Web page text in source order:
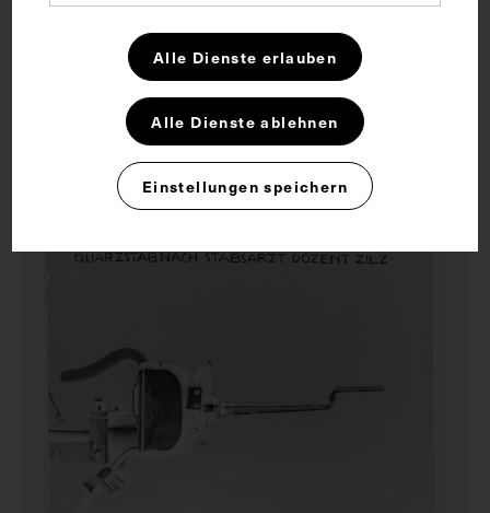
Medizinisches und weibliches
Pflegepersonal sowie verletzte
Soldaten, vermutlich in der
Kriegszahnklinik der IV. k.u.k. Armee
1914 - 1922
Alle Dienste erlauben
Alle Dienste ablehnen
Einstellungen speichern